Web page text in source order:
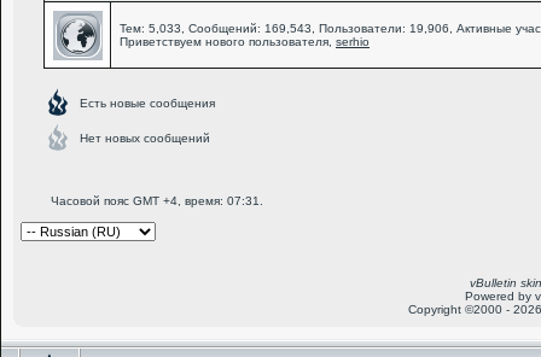
Тем: 5,033, Сообщений: 169,543, Пользователи: 19,906, Активные
Приветствуем нового пользователя, serhio
Есть новые сообщения
Нет новых сообщений
Часовой пояс GMT +4, время: 07:31
vBulletin
Powered by
Copyright ©2000 -